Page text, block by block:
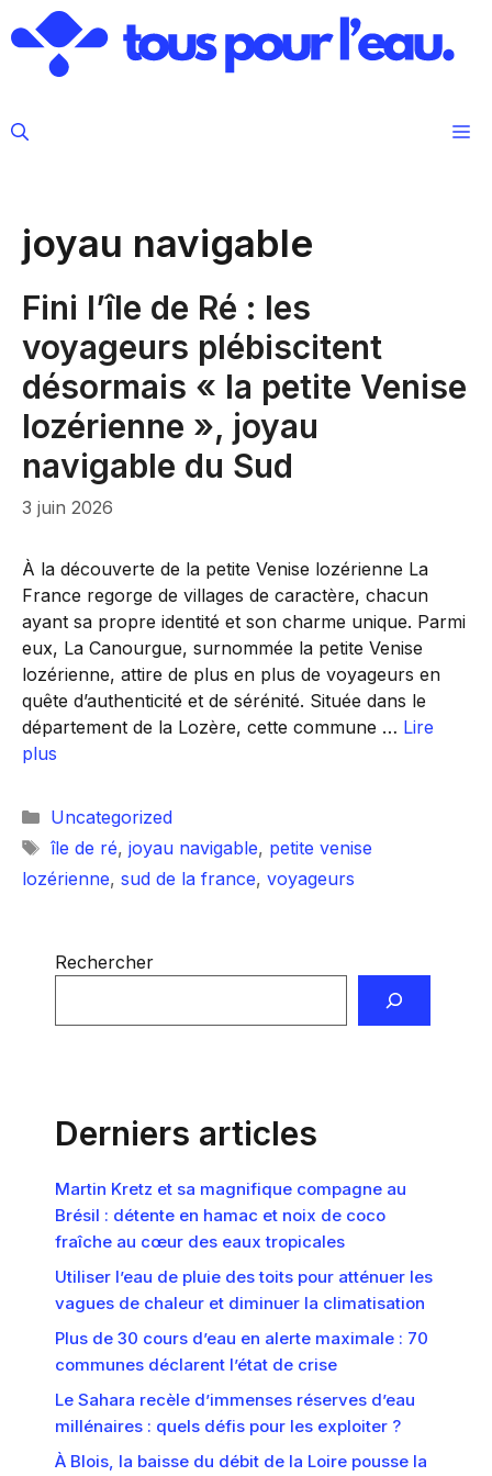
au
contenu
joyau navigable
Fini l’île de Ré : les
voyageurs plébiscitent
désormais « la petite Venise
lozérienne », joyau
navigable du Sud
3 juin 2026
À la découverte de la petite Venise lozérienne La
France regorge de villages de caractère, chacun
ayant sa propre identité et son charme unique. Parmi
eux, La Canourgue, surnommée la petite Venise
lozérienne, attire de plus en plus de voyageurs en
quête d’authenticité et de sérénité. Située dans le
département de la Lozère, cette commune … Lire
plus
Catégories
Uncategorized
Étiquettes
île de ré, joyau navigable, petite venise
lozérienne, sud de la france, voyageurs
Rechercher
Derniers articles
Martin Kretz et sa magnifique compagne au
Brésil : détente en hamac et noix de coco
fraîche au cœur des eaux tropicales
Utiliser l’eau de pluie des toits pour atténuer les
vagues de chaleur et diminuer la climatisation
Plus de 30 cours d’eau en alerte maximale : 70
communes déclarent l’état de crise
Le Sahara recèle d’immenses réserves d’eau
millénaires : quels défis pour les exploiter ?
À Blois, la baisse du débit de la Loire pousse la